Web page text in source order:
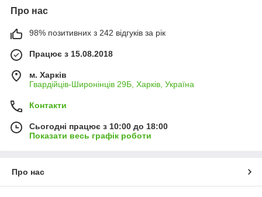
Про нас
98% позитивних з 242 відгуків за рік
Працює з 15.08.2018
м. Харків
Гвардійців-Широнінців 29Б, Харків, Україна
Контакти
Сьогодні працює з 10:00 до 18:00
Показати весь графік роботи
Про нас